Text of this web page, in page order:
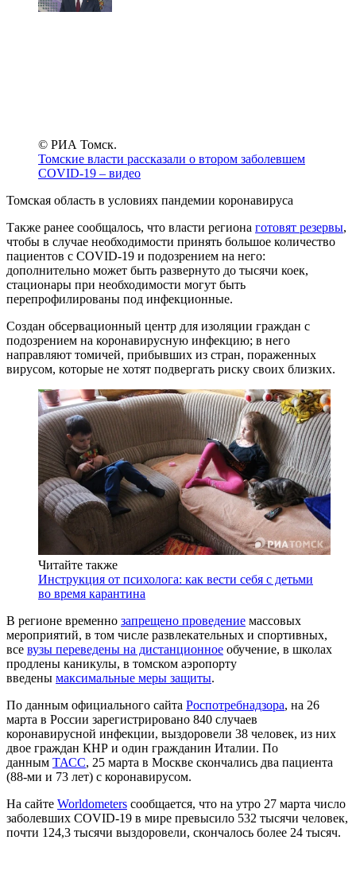
© РИА Томск.
Томские власти рассказали о втором заболевшем
COVID-19 – видео
Томская область в условиях пандемии коронавируса
Также ранее сообщалось, что власти региона готовят резервы,
чтобы в случае необходимости принять большое количество
пациентов с COVID-19 и подозрением на него:
дополнительно может быть развернуто до тысячи коек,
стационары при необходимости могут быть
перепрофилированы под инфекционные.
Создан обсервационный центр для изоляции граждан с
подозрением на коронавирусную инфекцию; в него
направляют томичей, прибывших из стран, пораженных
вирусом, которые не хотят подвергать риску своих близких.
Читайте также
Инструкция от психолога: как вести себя с детьми
во время карантина
В регионе временно запрещено проведение массовых
мероприятий, в том числе развлекательных и спортивных,
все вузы переведены на дистанционное обучение, в школах
продлены каникулы, в томском аэропорту
введены максимальные меры защиты.
По данным официального сайта Роспотребнадзора, на 26
марта в России зарегистрировано 840 случаев
коронавирусной инфекции, выздоровели 38 человек, из них
двое граждан КНР и один гражданин Италии. По
данным ТАСС, 25 марта в Москве скончались два пациента
(88-ми и 73 лет) с коронавирусом.
На сайте Worldometers сообщается, что на утро 27 марта число
заболевших COVID-19 в мире превысило 532 тысячи человек,
почти 124,3 тысячи выздоровели, скончалось более 24 тысяч.